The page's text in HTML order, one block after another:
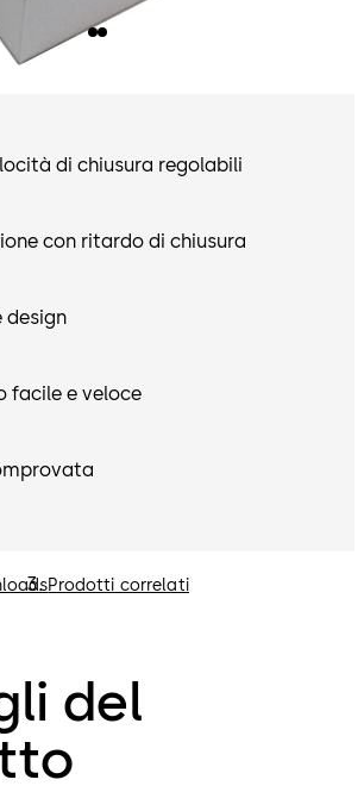
di chiusura regolabili
con ritardo di chiusura
design
facile e veloce
Prodotti correlati
del